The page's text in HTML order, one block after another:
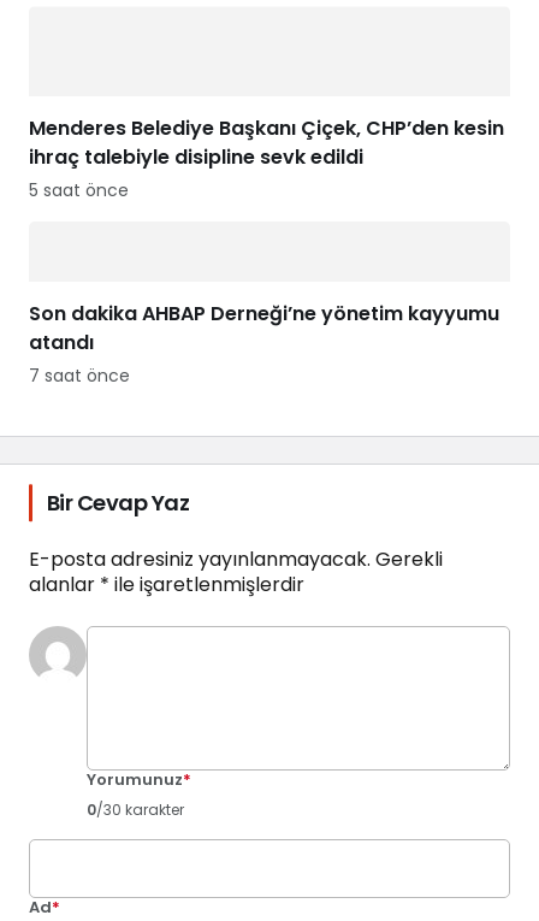
Menderes Belediye Başkanı Çiçek, CHP’den kesin
ihraç talebiyle disipline sevk edildi
5 saat önce
Son dakika AHBAP Derneği’ne yönetim kayyumu
atandı
7 saat önce
Bir Cevap Yaz
E-posta adresiniz yayınlanmayacak. Gerekli
alanlar * ile işaretlenmişlerdir
Yorumunuz*
0/30 karakter
Ad*